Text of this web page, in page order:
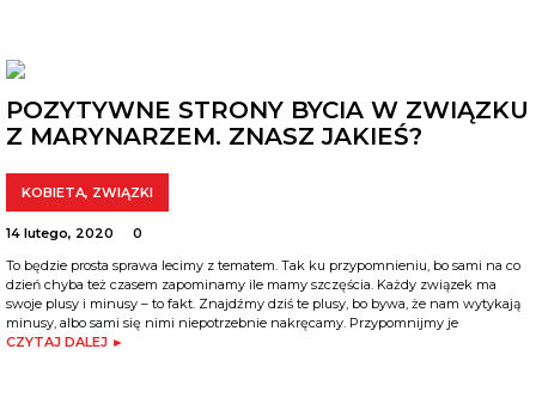
POZYTYWNE STRONY BYCIA W ZWIĄZKU
Z MARYNARZEM. ZNASZ JAKIEŚ?
KOBIETA, ZWIĄZKI
14 lutego, 2020
0
To będzie prosta sprawa lecimy z tematem. Tak ku przypomnieniu, bo sami na co
dzień chyba też czasem zapominamy ile mamy szczęścia. Każdy związek ma
swoje plusy i minusy – to fakt. Znajdźmy dziś te plusy, bo bywa, że nam wytykają
minusy, albo sami się nimi niepotrzebnie nakręcamy. Przypomnijmy je
CZYTAJ DALEJ ►